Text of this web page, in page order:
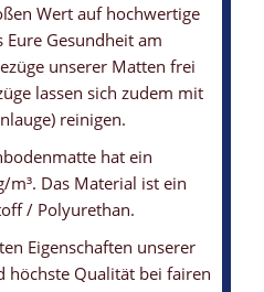
Wert auf hochwertige
Gesundheit am
unserer Matten frei
lassen sich zudem mit
reinigen.
hat ein
m³. Das Material ist ein
/ Polyurethan.
Eigenschaften unserer
höchste Qualität bei fairen